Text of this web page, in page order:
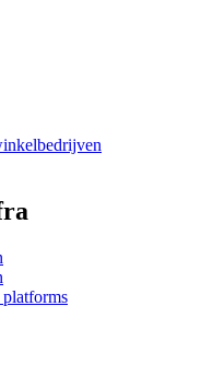
platforms